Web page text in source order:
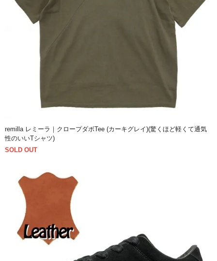
remilla レミーラ｜クロープダボTee (カーキグレイ)(驚くほど軽くて通気
性のいいTシャツ)
SOLD OUT